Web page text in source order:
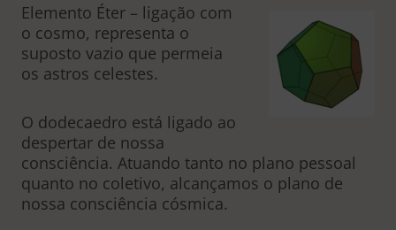
Elemento Éter – ligação com
o cosmo, representa o
suposto vazio que permeia
os astros celestes.
O dodecaedro está ligado ao
despertar de nossa
consciência. Atuando tanto no plano pessoal
quanto no coletivo, alcançamos o plano de
nossa consciência cósmica.